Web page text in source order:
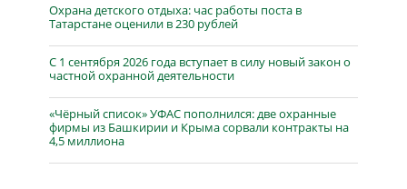
Охрана детского отдыха: час работы поста в
Татарстане оценили в 230 рублей
С 1 сентября 2026 года вступает в силу новый закон о
частной охранной деятельности
«Чёрный список» УФАС пополнился: две охранные
фирмы из Башкирии и Крыма сорвали контракты на
4,5 миллиона